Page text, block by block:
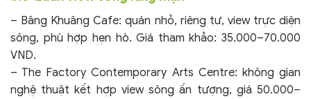
– Bâng Khuâng Cafe: quán nhỏ, riêng tư, view trực diện
sông, phù hợp hẹn hò. Giá tham khảo: 35.000–70.000
VND.
– The Factory Contemporary Arts Centre: không gian
nghệ thuật kết hợp view sông ấn tượng, giá 50.000–